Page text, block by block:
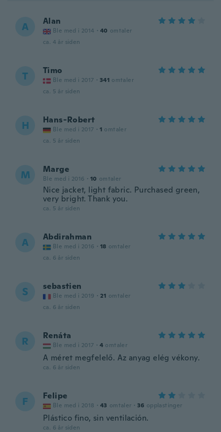
A Alan
Ble med i 2014 · 40 omtaler
ca. 4 år siden
T Timo
Ble med i 2017 · 341 omtaler
ca. 5 år siden
H Hans-Robert
Ble med i 2017 · 1 omtaler
ca. 5 år siden
M Marge
Ble med i 2016 · 10 omtaler
Nice jacket, light fabric. Purchased green,
very bright. Thank you.
ca. 5 år siden
A Abdirahman
Ble med i 2016 · 18 omtaler
ca. 6 år siden
S sebastien
Ble med i 2019 · 21 omtaler
ca. 6 år siden
R Renáta
Ble med i 2017 · 4 omtaler
A méret megfelelő. Az anyag elég vékony.
ca. 6 år siden
F Felipe
Ble med i 2018 · 43 omtaler · 36 opplastinger
Plástico fino, sin ventilación.
ca. 6 år siden